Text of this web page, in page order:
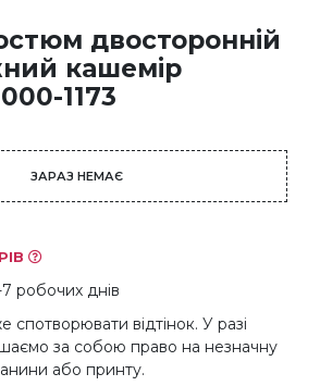
двосторонній
кашемір
1173
ЗАРАЗ НЕМАЄ
робочих днів
відтінок. У разі
за собою право на незначну
або принту.